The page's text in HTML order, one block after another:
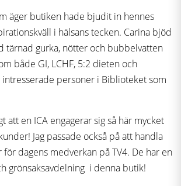
äger butiken hade bjudit in hennes
i hälsans tecken. Carina bjöd
tärnad gurka, nötter och bubbelvatten
både GI, LCHF, 5:2 dieten och
intresserade personer i Biblioteket som
att en ICA engagerar sig så här mycket
Jag passade också på att handla
för dagens medverkan på TV4. De har en
grönsaksavdelning i denna butik!